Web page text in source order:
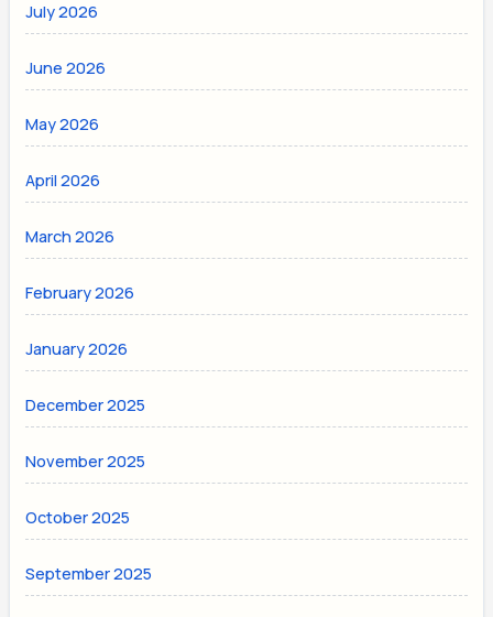
July 2026
June 2026
May 2026
April 2026
March 2026
February 2026
January 2026
December 2025
November 2025
October 2025
September 2025